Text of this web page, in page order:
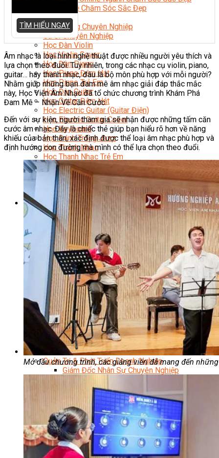
Chuyên Đề Chăm Sóc Sắc Đẹp
Âm Nhạc
Nhạc Công Chuyên Nghiệp
Ca Sĩ Chuyên Nghiệp
Học Đàn Violin
Học Violin Cover
Học Đàn Piano
Học Piano Đệm Hát
Học Piano Trẻ Em
Học Đàn Guitar
Học Guitar Đệm Hát
Học Electric Guitar (Guitar Điện)
Học Electric Guitar Cover
Học Keyboard
Học Đánh Trống Jazz
Học Thanh Nhạc
Học Thanh Nhạc Trẻ Em
Học Hát Hay Như Thần Tượng
Học K-POP Dance
Học Nhảy Hiện Đại
Chuyên Đề Tiktok Dance
Kỹ Thuật – Công Nghệ
Kỹ Thuật Viên Điện – Nước – Điện Lạnh Dân Dụng
Kỹ Thuật Viên Điện Lạnh Ô Tô
Kỹ Thuật Viên Điện – Điện Tử Ô Tô Cơ Bản
Kỹ Thuật Viên Điện Lạnh Dân Dụng
Kỹ Thuật Viên Điện Dân Dụng
Kỹ Thuật Viên Điện Công Nghiệp
Nghiệp Vụ Tư Vấn & Giám Sát MEP
Sửa Chữa Điện Lạnh Dân Dụng
Chuyên Viên Chẩn Đoán ECU
Kỹ Thuật Viên Đại Tu Hộp Số Tự Động Chuyên Sâu
Kỹ Thuật Quấn Dây Và Sửa Chữa Máy Điện
Thiết Kế Lắp Đặt Hệ Thống Điện Năng Lượng Mặt
Trời
Kỹ Thuật Viên Điện Tử Chuyên Ngành Điện – Điện
Lạnh Dân Dụng
Ngành Khác
Quản Trị & Phát Triển Doanh Nghiệp
Giám Đốc Nhân Sự Chuyên Nghiệp
Công Nghệ Thông Tin
Chuyên Viên Quản Trị Vận Hành Hệ Thống
An Ninh Mạng (Network Security)
Chuyên Viên Quản Trị Hệ Thống Và An Ninh
Mạng
Quản Trị Hệ Thống Linux
Quản Trị Vận Hành Microsoft Azure
Data Analyst (Phân Tích Dữ Liệu)
TÌM HIỂU NGAY
Âm nhạc là loại hình nghệ thuật được nhiều người yêu thích và
lựa chọn theo đuổi. Tuy nhiên, trong các nhạc cụ violin, piano,
guitar… hay thanh nhạc, đâu là bộ môn phù hợp với mỗi người?
Nhằm giúp những bạn đam mê âm nhạc giải đáp thắc mắc
này, Học Viện Âm Nhạc đã tổ chức chương trình Khám Phá
Đam Mê – Nhận Về Căn Cước.
Đến với sự kiện, người tham gia sẽ nhận được những tấm căn
cước âm nhạc. Đây là chiếc thẻ giúp bạn hiểu rõ hơn về năng
khiếu của bản thân, xác định được thể loại âm nhạc phù hợp và
định hướng con đường mà mình có thể lựa chọn theo đuổi.
Mở đầu chương trình, các giảng viên đã mang đến